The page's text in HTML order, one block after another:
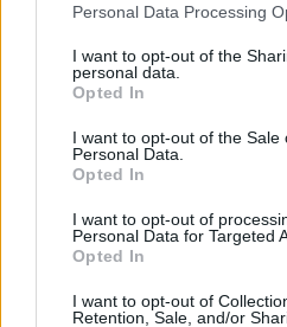
Personal Data Processing
I want to opt-out of the
personal data.
Opted In
I want to opt-out of the Sale
Personal Data.
Opted In
I want to opt-out of
Personal Data for Targeted
Opted In
I want to opt-out of
Retention, Sale, and/or
sociales y que está
plenamente capacitado
ofrecer las mejores
respuestas a los desafíos
se plantean a una
del siglo XXI"
20 Febrero 2022 - 19:16
Escrito por Redaccion
Torres exige al PP que